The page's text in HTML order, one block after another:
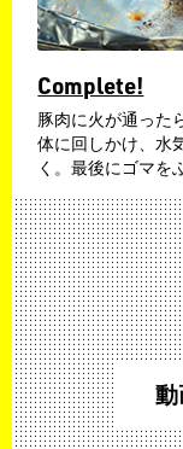
Complete!
豚肉に火が通った
体に回しかけ、水
く。最後にゴマを